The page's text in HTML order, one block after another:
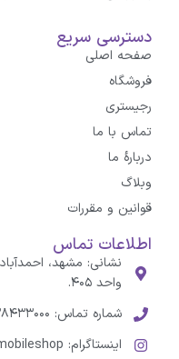
دسترسی سریع
صفحه اصلی
فروشگاه
رجیستری
تماس با ما
درباره‌ٔ ما
وبلاگ
قوانین و مقررات
اطلاعات تماس
واحد ۴۰۵.
شماره تماس: ۳۸۴۳۳۰۰۰-۰۵۱
اینستاگرام: Farhangian_mobileshop@